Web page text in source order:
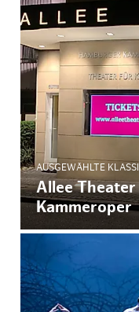
AUSGEWÄHLTE
Allee
Kammeroper